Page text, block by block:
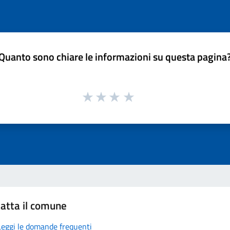
sono chiare le informazioni su questa
il comune
le domande frequenti